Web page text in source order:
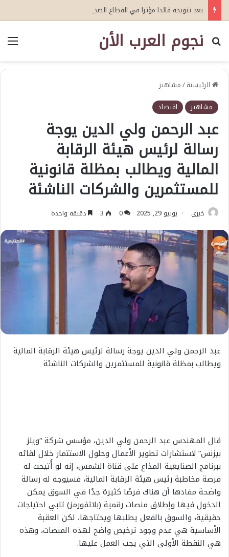
نجوم العرب الأن
بحث عن
الرئيسية/مشاهير
مشاهير
اقتصاد
عبد الرحمن ولي الدين يوجة
رسالة لرئيس هيئة الرقابة
المالية ويطالب بمظلة قانونية
للمستثمرين والشركات الناشئة
خيري يونيو 29, 2025 0
3 دقيقة واحدة
عبد الرحمن ولي الدين يوجة رسالة لرئيس هيئة الرقابة المالية
ويطالب بمظلة قانونية للمستثمرين والشركات الناشئة
قال المهندس عبد الرحمن ولي الدين، مؤسس شركة “ويلز
بيزنس” لاستشارات تطوير الأعمال وحلول الاستثمار خلال لقائه
ببرنامج الصنايعية المذاع على قناة الشمس، إنه لو أُتيحت له
فرصة مخاطبة رئيس هيئة الرقابة المالية، فسيوجه له رسالة
واضحة مفادها أن هناك فرصًا كثيرة جدًا في السوق يمكن
الدخول فيها وإطلاق منصات رقمية (بلاتفورمز) تلبي احتياجات
حقيقية، والسوق بالفعل يطلبها ويحتاجها، لكن العقبة
الأساسية هي عدم وجود ترخيص واضح لهذه المنصات، وهذه
هي النقطة الأولى التي يجب العمل عليها.